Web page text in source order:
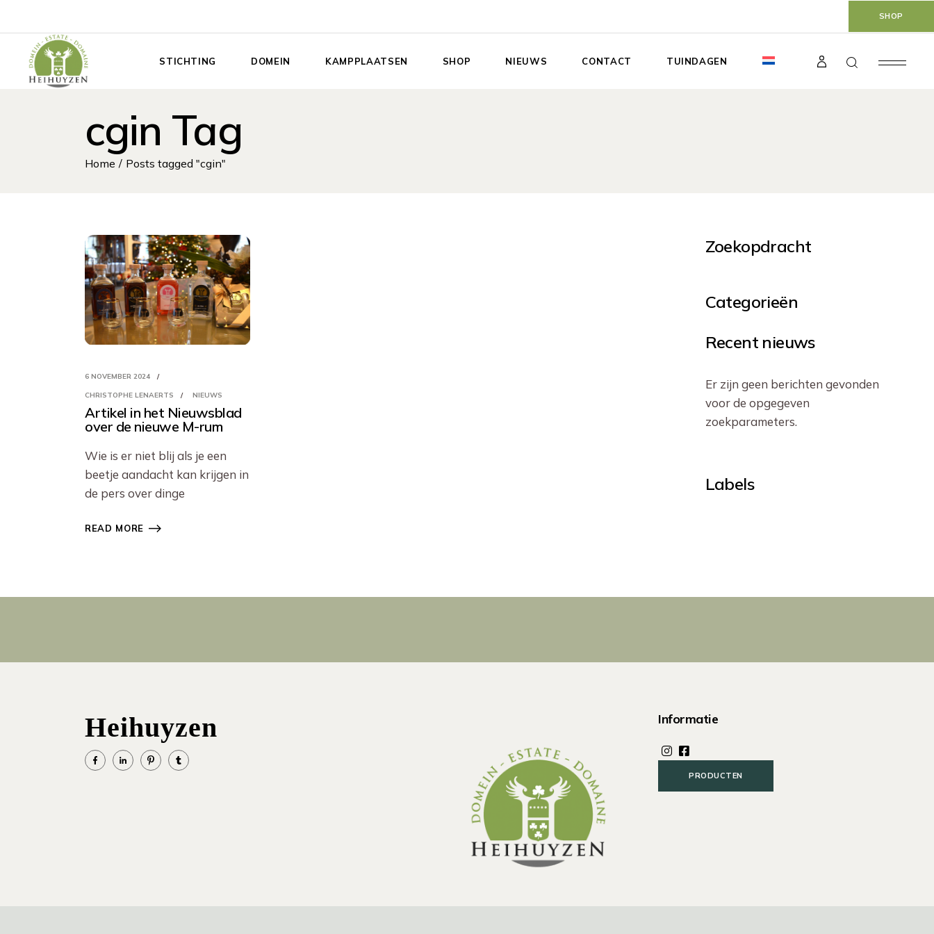
SHOP
STICHTING DOMEIN KAMPPLAATSEN SHOP NIEUWS CONTACT TUINDAGEN
cgin Tag
Home Posts tagged "cgin"
6 NOVEMBER 2024
CHRISTOPHE LENAERTS NIEUWS
Artikel in het Nieuwsblad
over de nieuwe M-rum
Wie is er niet blij als je een
beetje aandacht kan krijgen in
de pers over dinge
READ MORE
Zoekopdracht
Categorieën
Recent nieuws
Er zijn geen berichten gevonden
voor de opgegeven
zoekparameters.
Labels
Heihuyzen Informatie
PRODUCTEN